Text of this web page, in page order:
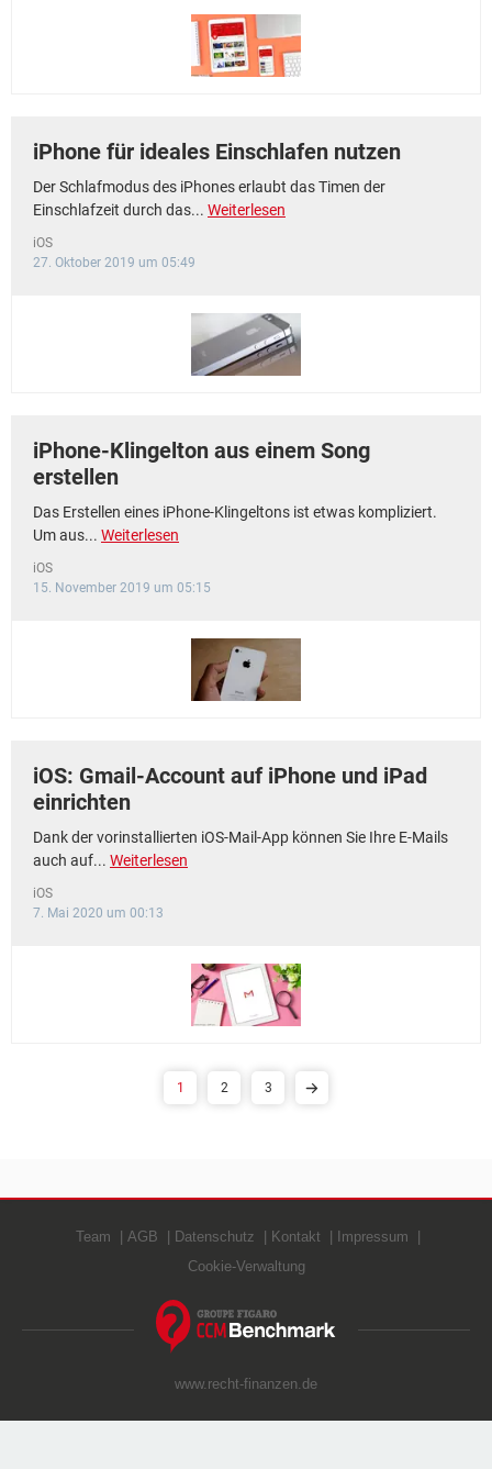
iPhone für ideales Einschlafen nutzen
Der Schlafmodus des iPhones erlaubt das Timen der
Einschlafzeit durch das... Weiterlesen
iOS
27. Oktober 2019 um 05:49
iPhone-Klingelton aus einem Song
erstellen
Das Erstellen eines iPhone-Klingeltons ist etwas kompliziert.
Um aus... Weiterlesen
iOS
15. November 2019 um 05:15
iOS: Gmail-Account auf iPhone und iPad
einrichten
Dank der vorinstallierten iOS-Mail-App können Sie Ihre E-Mails
auch auf... Weiterlesen
iOS
7. Mai 2020 um 00:13
1 2 3
Team AGB Datenschutz Kontakt
Impressum
Cookie-Verwaltung
www.recht-finanzen.de